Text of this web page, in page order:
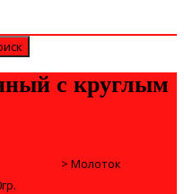
с круглым
> Молоток